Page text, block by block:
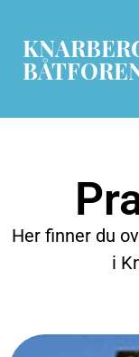
Her finner du
i